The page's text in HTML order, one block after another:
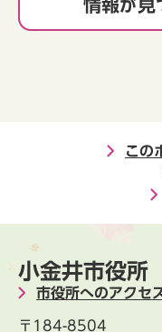
情報が見
この
小金井市役所
市役所へのアクセ
〒184-8504